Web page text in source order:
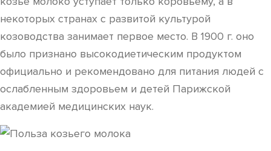
некоторых странах с развитой культурой
козоводства занимает первое место. В 1900 г. оно
было признано высокодиетическим продуктом
официально и рекомендовано для питания людей с
ослабленным здоровьем и детей Парижской
академией медицинских наук.